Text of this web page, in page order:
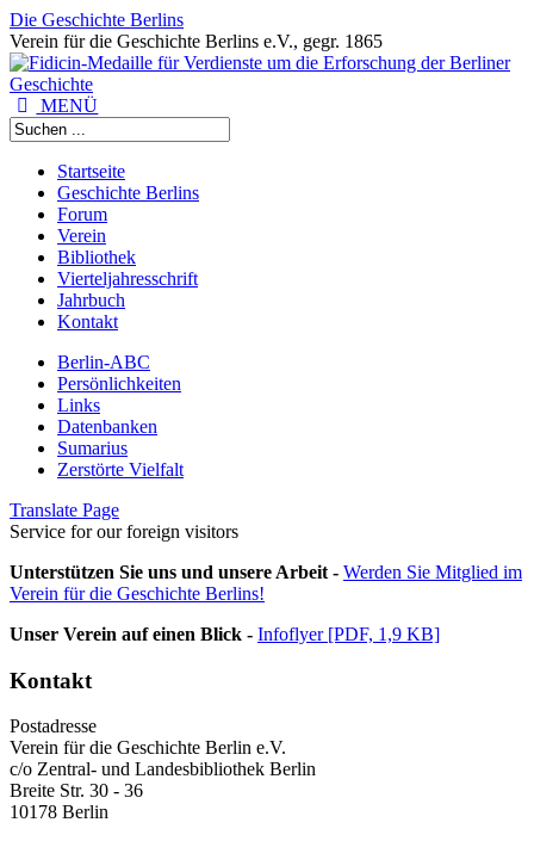
Die Geschichte Berlins
Verein für die Geschichte Berlins e.V., gegr. 1865
MENÜ
Startseite
Geschichte Berlins
Forum
Verein
Bibliothek
Vierteljahresschrift
Jahrbuch
Kontakt
Berlin-ABC
Persönlichkeiten
Links
Datenbanken
Sumarius
Zerstörte Vielfalt
Translate Page
Service for our foreign visitors
Unterstützen Sie uns und unsere Arbeit - Werden Sie Mitglied im
Verein für die Geschichte Berlins!
Unser Verein auf einen Blick - Infoflyer [PDF, 1,9 KB]
Kontakt
Postadresse
Verein für die Geschichte Berlin e.V.
c/o Zentral- und Landesbibliothek Berlin
Breite Str. 30 - 36
10178 Berlin